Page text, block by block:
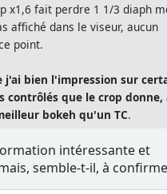
x1,6 fait perdre 1 1/3 diaph
affiché dans le viseur, aucun
point.
j'ai bien l'impression sur
contrôlés que le crop donne,
bokeh qu'un TC.
intéressante et
semble-t-il, à